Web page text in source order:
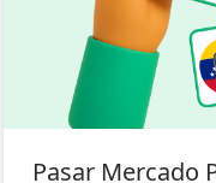
Pasar Mercado